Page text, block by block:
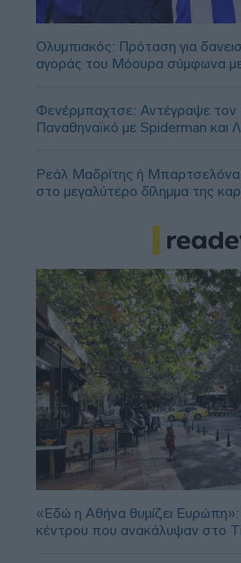
Ολυμπιακός: Πρόταση για
αγοράς του Μόουρα σύμφωνα
Φενέρμπαχτσε: Αντέγραψε τον
Παναθηναϊκό με Spiderman και
Ρεάλ Μαδρίτης ή
στο μεγαλύτερο δίλημμα της
«Εδώ η Αθήνα θυμίζει Ευρώπη»:
κέντρου που ανακάλυψαν στο